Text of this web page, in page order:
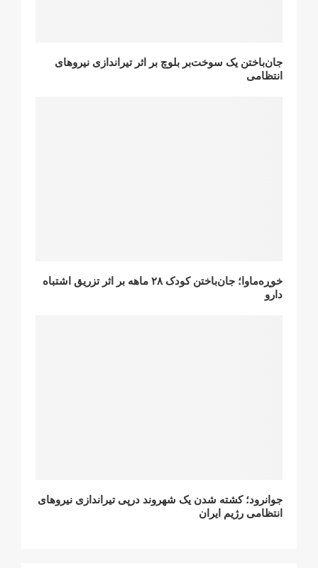
جان‌باختن یک سوخت‌بر بلوچ بر اثر تیراندازی نیروهای
انتظامی
خوڕه‌ماوا؛ جان‌باختن کودک ۲٨ ماهه بر اثر تزریق اشتباه
دارو
جوانرود؛ کشته شدن یک شهروند درپی تیراندازی نیروهای
انتظامی رژیم ایران